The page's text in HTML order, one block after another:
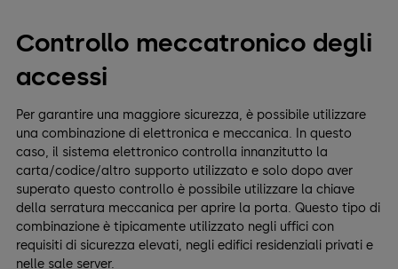
Controllo meccatronico degli
accessi
Per garantire una maggiore sicurezza, è possibile utilizzare
una combinazione di elettronica e meccanica. In questo
caso, il sistema elettronico controlla innanzitutto la
carta/codice/altro supporto utilizzato e solo dopo aver
superato questo controllo è possibile utilizzare la chiave
della serratura meccanica per aprire la porta. Questo tipo di
combinazione è tipicamente utilizzato negli uffici con
requisiti di sicurezza elevati, negli edifici residenziali privati e
nelle sale server.